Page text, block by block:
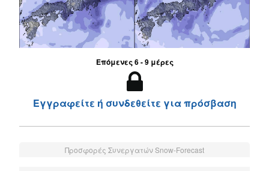
Επόμενες 6 - 9 μέρες
Εγγραφείτε ή συνδεθείτε για πρόσβαση
Προσφορές Συνεργατών Snow-Forecast